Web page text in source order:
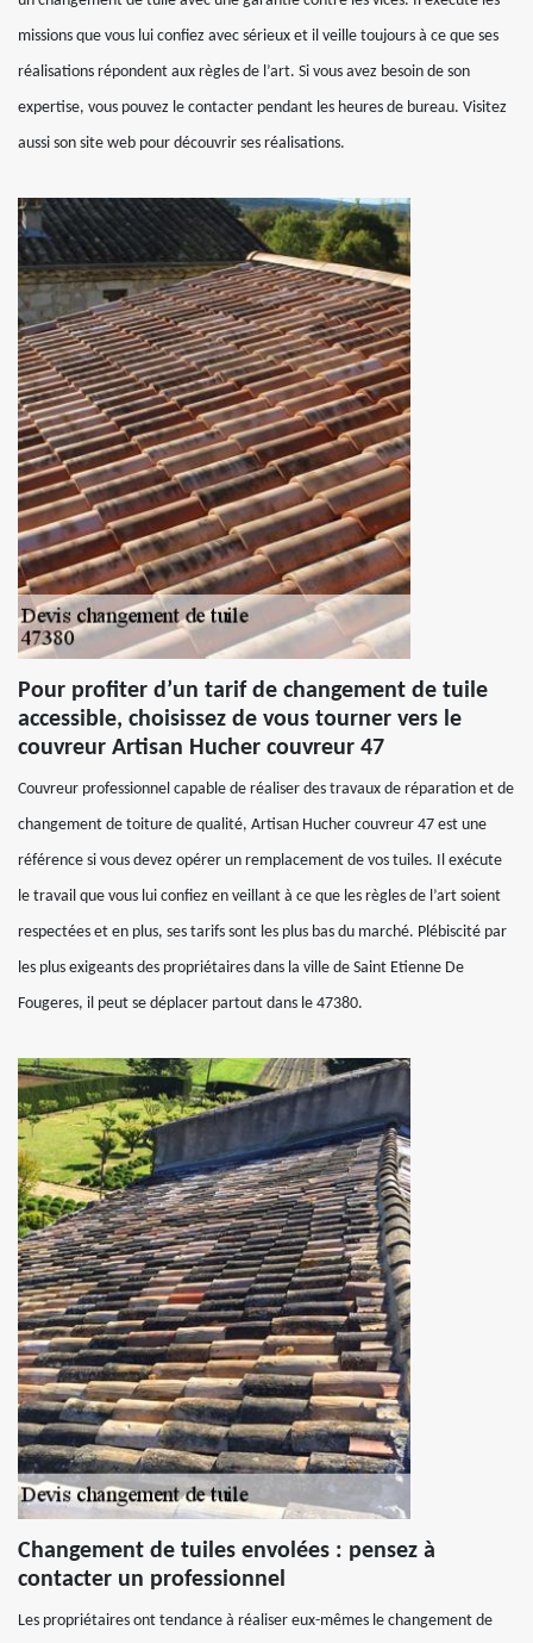
missions que vous lui confiez avec sérieux et il veille toujours à ce que ses
réalisations répondent aux règles de l’art. Si vous avez besoin de son
expertise, vous pouvez le contacter pendant les heures de bureau. Visitez
aussi son site web pour découvrir ses réalisations.
Pour profiter d’un tarif de changement de tuile
accessible, choisissez de vous tourner vers le
couvreur Artisan Hucher couvreur 47
Couvreur professionnel capable de réaliser des travaux de réparation et de
changement de toiture de qualité, Artisan Hucher couvreur 47 est une
référence si vous devez opérer un remplacement de vos tuiles. Il exécute
le travail que vous lui confiez en veillant à ce que les règles de l’art soient
respectées et en plus, ses tarifs sont les plus bas du marché. Plébiscité par
les plus exigeants des propriétaires dans la ville de Saint Etienne De
Fougeres, il peut se déplacer partout dans le 47380.
Changement de tuiles envolées : pensez à
contacter un professionnel
Les propriétaires ont tendance à réaliser eux-mêmes le changement de